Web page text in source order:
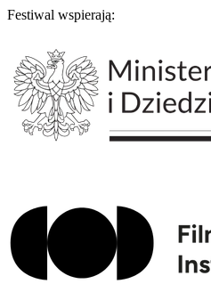
Festiwal wspierają: